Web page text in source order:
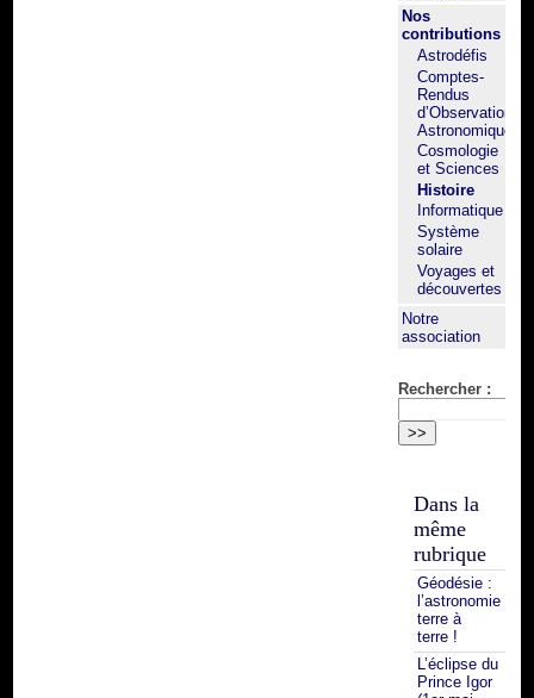
Nos
contributions
Astrodéfis
Comptes-
Rendus
d’Observation
Astronomique
Cosmologie
et Sciences
Histoire
Informatique
Système
solaire
Voyages et
découvertes
Notre
association
Rechercher :
Dans la
même
rubrique
Géodésie :
l’astronomie
terre à
terre !
L’éclipse du
Prince Igor